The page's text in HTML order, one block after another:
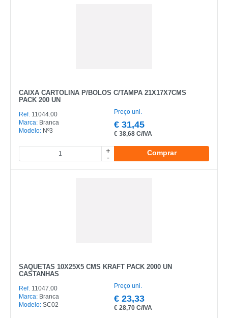
CAIXA CARTOLINA P/BOLOS C/TAMPA 21X17X7CMS
PACK 200 UN
Ref. 11044.00
Marca: Branca
Modelo: Nº3
Preço uni.
€ 31,45
€ 38,68 C/IVA
+
-
Comprar
SAQUETAS 10X25X5 CMS KRAFT PACK 2000 UN
CASTANHAS
Ref. 11047.00
Marca: Branca
Modelo: SC02
Preço uni.
€ 23,33
€ 28,70 C/IVA